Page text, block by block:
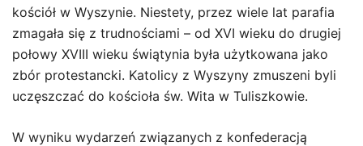
kościół w Wyszynie. Niestety, przez wiele lat parafia
zmagała się z trudnościami – od XVI wieku do drugiej
połowy XVIII wieku świątynia była użytkowana jako
zbór protestancki. Katolicy z Wyszyny zmuszeni byli
uczęszczać do kościoła św. Wita w Tuliszkowie.
W wyniku wydarzeń związanych z konfederacją